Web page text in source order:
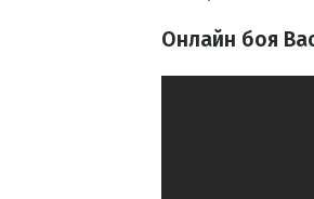
Онлайн боя